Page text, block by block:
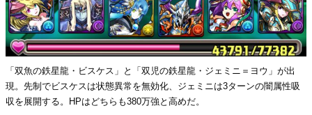
「双魚の鉄星龍・ビスケス」と「双児の鉄星龍・ジェミニ＝ヨウ」が出
現。先制でビスケスは状態異常を無効化、ジェミニは3ターンの闇属性吸
収を展開する。HPはどちらも380万強と高めだ。